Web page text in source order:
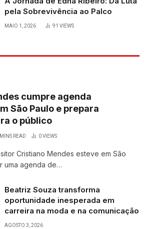
pela Sobrevivência ao Palco
MAIO 1, 2026 91 VIEWS
cumpre agenda
São Paulo e prepara
o público
READ 0VIEWS
Cristiano Mendes esteve em São
uma agenda de…
Beatriz Souza transforma
oportunidade inesperada em
carreira na moda e na comunicação
AGOSTO 3, 2026